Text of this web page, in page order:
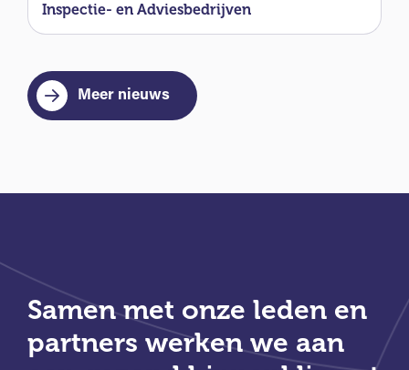
Inspectie- en Adviesbedrijven
Meer nieuws
Samen met onze leden en
partners werken we aan